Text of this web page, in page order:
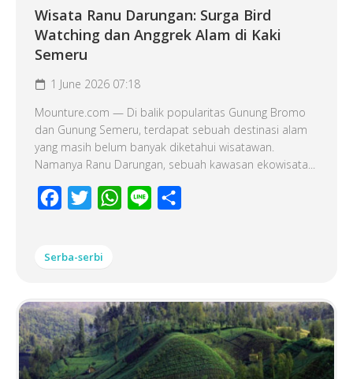
Wisata Ranu Darungan: Surga Bird
Watching dan Anggrek Alam di Kaki
Semeru
1 June 2026 07:18
Mounture.com — Di balik popularitas Gunung Bromo
dan Gunung Semeru, terdapat sebuah destinasi alam
yang masih belum banyak diketahui wisatawan.
Namanya Ranu Darungan, sebuah kawasan ekowisata...
Facebook
Twitter WhatsApp
Line
Serba-serbi